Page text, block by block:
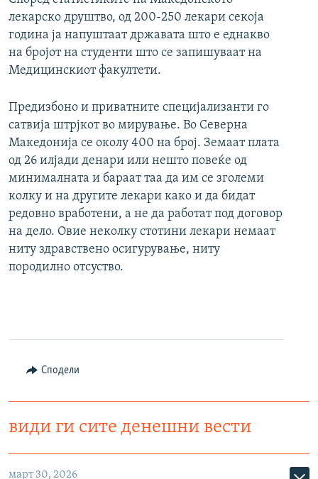
лекарско друштво, од 200-250 лекари секоја
година ја напуштаат државата што е еднакво
на бројот на студенти што се запишуваат на
Медицинскиот факултети.
Предизбоно и приватните специјализанти го
сатвија штрјкот во мирување. Во Северна
Македонија се околу 400 на број. Земаат плата
од 26 илјади денари или нешто повеќе од
минималната и бараат таа да им се зголеми
колку и на другите лекари како и да бидат
редовно вработени, а не да работат под договор
на дело. Овие неколку стотини лекари немаат
ниту здравствено осигурување, ниту
породилно отсуство.
Сподели
види ги сите денешни вести
март 30, 2026